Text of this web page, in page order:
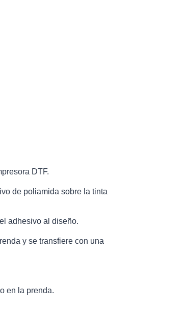
DTF.
de poliamida sobre la tinta
adhesivo al diseño.
y se transfiere con una
en la prenda.